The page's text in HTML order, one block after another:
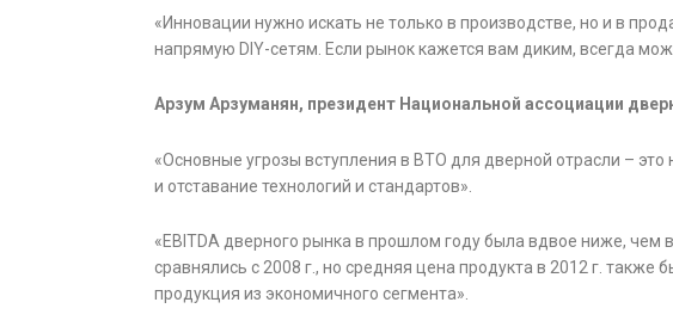
«Инновации нужно искать не только в производстве, но и в
напрямую DIY-сетям. Если рынок кажется вам диким, всегда
Арзум Арзуманян, президент Национальной ассоциации
«Основные угрозы вступления в ВТО для дверной отрасли –
и отставание технологий и стандартов».
«EBITDA дверного рынка в прошлом году была вдвое ниже,
сравнялись с 2008 г., но средняя цена продукта в 2012 г.
продукция из экономичного сегмента».